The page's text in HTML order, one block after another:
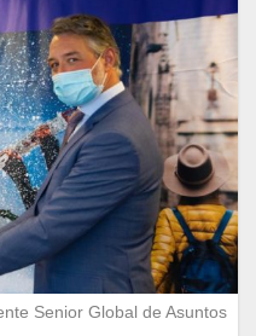
Senior Global de Asuntos